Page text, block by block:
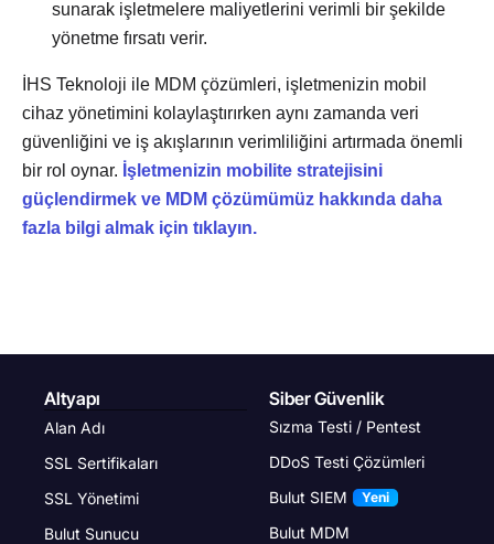
sunarak işletmelere maliyetlerini verimli bir şekilde
yönetme fırsatı verir.
İHS Teknoloji ile MDM çözümleri, işletmenizin mobil
cihaz yönetimini kolaylaştırırken aynı zamanda veri
güvenliğini ve iş akışlarının verimliliğini artırmada önemli
bir rol oynar. İşletmenizin mobilite stratejisini
güçlendirmek ve MDM çözümümüz hakkında daha
fazla bilgi almak için tıklayın.
Altyapı
Alan Adı
SSL Sertifikaları
SSL Yönetimi
Bulut Sunucu
Siber Güvenlik
Sızma Testi / Pentest
DDoS Testi Çözümleri
Bulut SIEM
Yeni
Bulut MDM